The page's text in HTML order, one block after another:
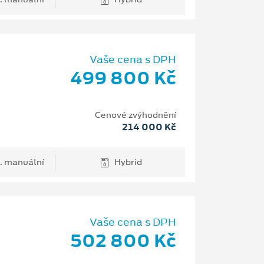
Vaše cena s DPH
499 800 Kč
Cenové zvýhodnění
214 000 Kč
manuální Hybrid
Vaše cena s DPH
502 800 Kč